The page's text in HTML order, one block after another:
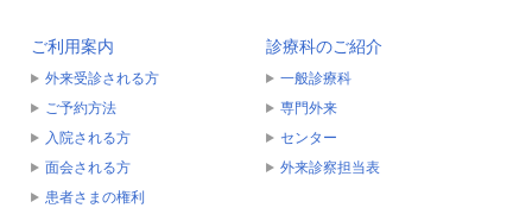
ご利用案内
外来受診される方
ご予約方法
入院される方
面会される方
患者さまの権利
診療科のご紹介
一般診療科
専門外来
センター
外来診察担当表